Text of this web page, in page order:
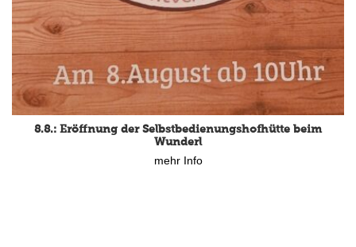
8.8.: Eröffnung der Selbstbedienungshofhütte beim
Wunderl
mehr Info